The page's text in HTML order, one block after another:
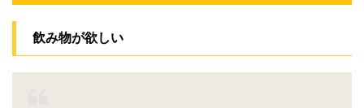
飲み物が欲しい